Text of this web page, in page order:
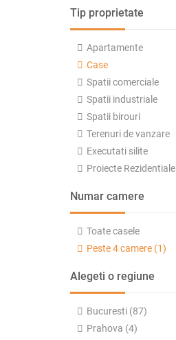
Tip proprietate
Apartamente
Case
Spatii comerciale
Spatii industriale
Spatii birouri
Terenuri de vanzare
Executati silite
Proiecte Rezidentiale
Numar camere
Toate casele
Peste 4 camere (1)
Alegeti o regiune
Bucuresti (87)
Prahova (4)